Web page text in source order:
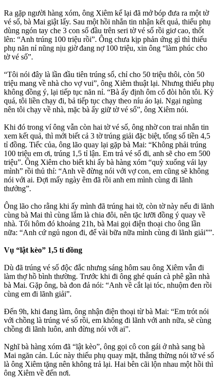
Ra gặp người hàng xóm, ông Xiêm kể lại đã mở bóp đưa ra một tờ
vé số, bà Mai giật lấy. Sau một hồi nhắn tin nhận kết quả, thiếu phụ
dùng ngón tay che 3 con số đầu trên seri tờ vé số rồi giơ cao, thốt
lên: “Anh trúng 100 triệu rồi”. Ông chưa kịp phản ứng gì thì thiếu
phụ năn nỉ nũng nịu giờ đang nợ 100 triệu, xin ông “làm phúc cho
tờ vé số”.
“Tôi nói đây là lần đầu tiên trúng số, chỉ cho 50 triệu thôi, còn 50
triệu mang về nhà cho vợ vui”, ông Xiêm thuật lại. Nhưng thiếu phụ
không đồng ý, lại tiếp tục năn nỉ. “Bà ấy định ôm cổ đòi hôn tôi. Kỳ
quá, tôi liền chạy đi, bả tiếp tục chạy theo níu áo lại. Ngại ngùng
nên tôi chạy về nhà, mặc bà ấy giữ tờ vé số”, ông Xiêm nói.
Khi đó trong ví ông vẫn còn hai tờ vé số, ông nhờ con trai nhắn tin
xem kết quả, thì mới biết cả 3 tờ trúng giải đặc biệt, tổng số tiền 4,5
tỉ đồng. Tiếc của, ông lão quay lại gặp bà Mai: “Không phải trúng
100 triệu em ơi, trúng 1,5 tỉ lận. Em trả vé số đi, anh sẽ cho em 500
triệu”. Ông Xiêm cho biết khi ấy bà hàng xóm “quỳ xuống vái lạy
mình” rồi thủ thỉ: “Anh về đừng nói với vợ con, em cũng sẽ không
nói với ai. Đợi mấy ngày êm đã rồi anh em mình cùng đi lãnh
thưởng”.
Ông lão cho rằng khi ấy mình đã trúng hai tờ, còn tờ này nếu đi lãnh
cùng bà Mai thì cùng lắm là chia đôi, nên tặc lưỡi đồng ý quay về
nhà. Tối hôm đó khoảng 21h, bà Mai gọi điện thoại cho ông lần
nữa: “Anh cứ ngủ ngon đi, để vài bữa nữa mình cùng đi lãnh giải””.
Vụ “lật kèo” 1,5 tỉ đồng
Dù đã trúng vé số độc đắc nhưng sáng hôm sau ông Xiêm vẫn đi
làm thợ hồ bình thường. Trước khi đi ông ghé quán cà phê gần nhà
bà Mai. Gặp ông, bà đon đả nói: “Anh về cắt lại tóc, nhuộm đen rồi
cùng em đi lãnh giải”.
Đến 9h, khi đang làm, ông nhận điện thoại từ bà Mai: “Em trót nói
với chồng là trúng vé số rồi, em không đi lãnh với anh nữa, sẽ cùng
chồng đi lãnh luôn, anh đừng nói với ai”.
Nghĩ bà hàng xóm đã “lật kèo”, ông gọi cô con gái ở nhà sang bà
Mai ngăn cản. Lúc này thiếu phụ quay mặt, thẳng thừng nói tờ vé số
là ông Xiêm tặng nên không trả lại. Hai bên cãi lộn nhau một hồi thì
ông Xiêm về đến nơi.